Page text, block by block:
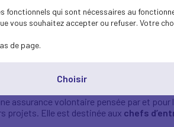
d’entreprise avec la
ses biens personnels et sans
assurance volontaire pensée par et
projets. Elle est destinée aux chefs
fonctionnels qui sont nécessaires au
souhaitez accepter ou refuser. Votre
de page.
Choisir